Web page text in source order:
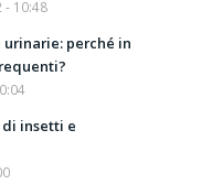
- 10:48
perché in
insetti e